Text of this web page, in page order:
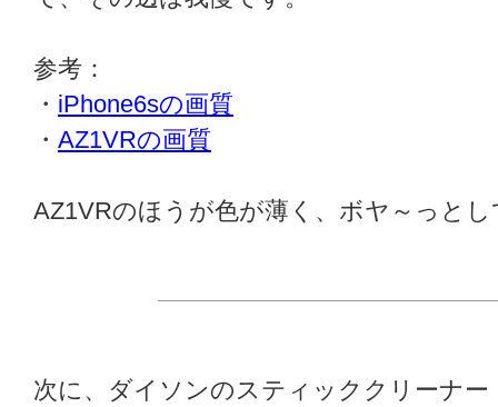
参考：
・ iPhone6sの画質
・ AZ1VRの画質
AZ1VRのほうが色が薄く、ボヤ～っと
次に、ダイソンのスティッククリーナ